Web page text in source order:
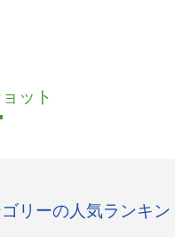
ット
リーの人気ランキン